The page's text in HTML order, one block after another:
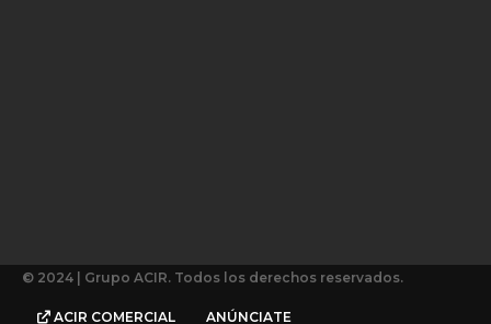
© 2024 | Grupo ACIR. Todos los derechos reservados.
ACIR COMERCIAL ANÚNCIATE